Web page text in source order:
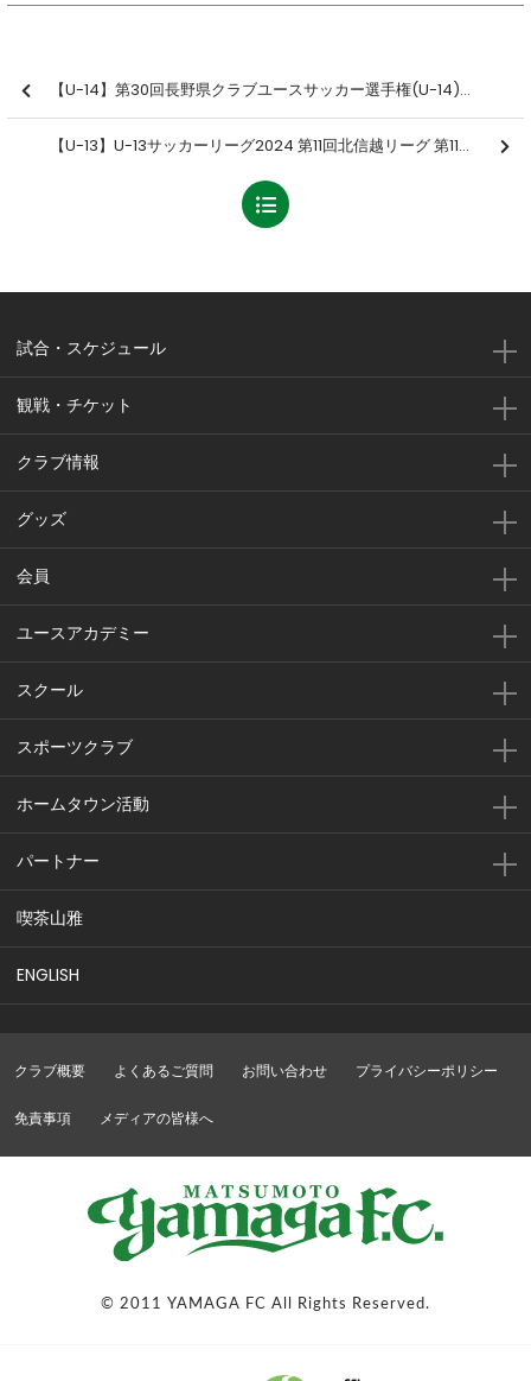
【U-14】第30回⻑野県クラブユースサッカー選⼿権(U-14)⼤会 兼 第18回北信越クラブユースサッカー選⼿権(U-14)⼤会 ⻑野県予選会 2回戦 結果のお知らせ
【U-13】U-13サッカーリーグ2024 第11回北信越リーグ 第11節 結果のお知らせ
試合・スケジュール
観戦・チケット
クラブ情報
グッズ
会員
ユースアカデミー
スクール
スポーツクラブ
ホームタウン活動
パートナー
喫茶山雅
ENGLISH
クラブ概要 よくあるご質問 お問い合わせ プライバシーポリシー
免責事項 メディアの皆様へ
© 2011 YAMAGA FC All Rights Reserved.